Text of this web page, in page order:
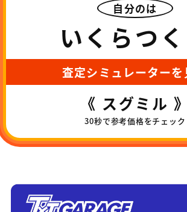
自分のは
いくらつく
査定シミュレーターを
《 スグミル 》
30秒で参考価格をチェック